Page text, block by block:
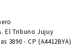
El Tribuno Jujuy
3890 - CP (A4412BYA)